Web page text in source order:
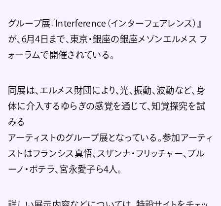
グループ展『Interference（インターフェアレンス）』
が、6月4日まで、東京・銀座の銀座メゾンエルメス フ
ォーラムで開催されている。
同展は、エルメス財団により、光、振動、波動など、身
体に介入するゆらぎの感覚を通じて、知覚探究を試
みる
アーティストのグループ展となっている。参加アーティ
ストはフランシス真悟、スザンナ・フリッチャー、ブル
ーノ・ボテラ、宮永愛子ら4人。